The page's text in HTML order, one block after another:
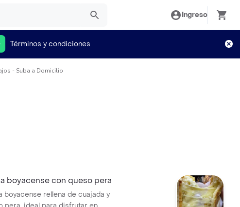
Ingreso
Términos y condiciones
- Suba a Domicilio
boyacense con queso pera
boyacense rellena de cuajada y